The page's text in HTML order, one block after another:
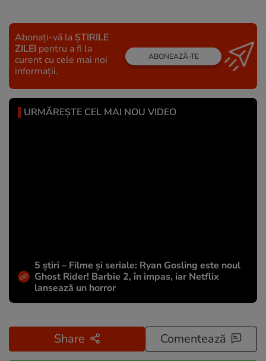
Abonați-vă la ȘTIRILE
ZILEI pentru a fi la
curent cu cele mai noi
informații.
ABONEAZĂ-TE
URMĂREȘTE CEL MAI NOU VIDEO
5 știri – Filme și seriale: Ryan Gosling este noul
Ghost Rider! Barbie 2, în impas, iar Netflix
lansează un horror
Share Comentează